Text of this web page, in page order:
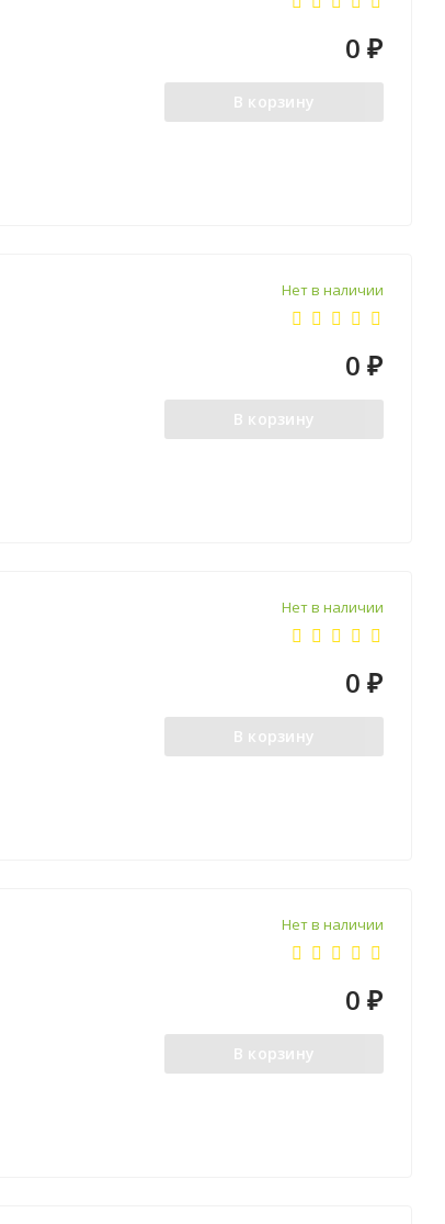
0 ₽
В корзину
Нет в наличии
0 ₽
В корзину
Нет в наличии
0 ₽
В корзину
Нет в наличии
0 ₽
В корзину